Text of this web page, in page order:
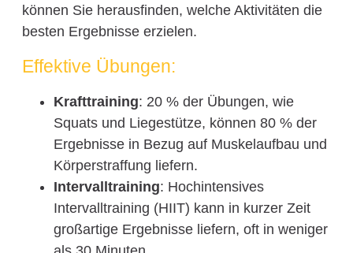
können Sie herausfinden, welche Aktivitäten die
besten Ergebnisse erzielen.
Effektive Übungen:
Krafttraining: 20 % der Übungen, wie
Squats und Liegestütze, können 80 % der
Ergebnisse in Bezug auf Muskelaufbau und
Körperstraffung liefern.
Intervalltraining: Hochintensives
Intervalltraining (HIIT) kann in kurzer Zeit
großartige Ergebnisse liefern, oft in weniger